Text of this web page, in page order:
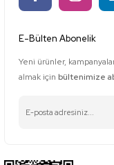
E-Bülten Abonelik
Yeni ürünler,
almak için bültenimize